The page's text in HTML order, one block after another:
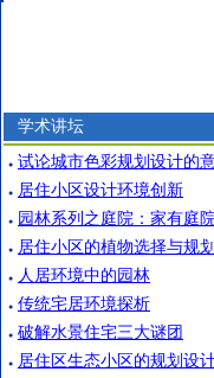
学术讲坛
● 试论城市色彩规划设计的
● 居住小区设计环境创新
● 园林系列之庭院：家有庭
● 居住小区的植物选择与规划
● 人居环境中的园林
● 传统宅居环境探析
● 破解水景住宅三大谜团
● 居住区生态小区的规划设